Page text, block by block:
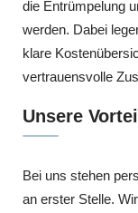
die Entrümpelung
werden. Dabei
klare
vertrauensvolle
Unsere
Bei uns stehen
an erster Stelle.